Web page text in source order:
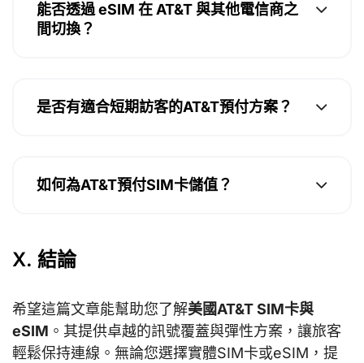
能否透過 eSIM 在 AT&T 與其他電信商之
間切換？
是否有適合短期訪客的AT&T預付方案？
如何為AT&T預付SIM卡儲值？
X. 結論
希望這篇文章能幫助您了解美國AT&T SIM卡與
eSIM 。其提供卓越的訊號覆蓋與彈性方案，讓旅客
輕鬆保持連線。無論您選擇實體SIM卡或eSIM，提